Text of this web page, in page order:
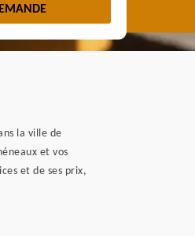
la ville de
et vos
et de ses prix,